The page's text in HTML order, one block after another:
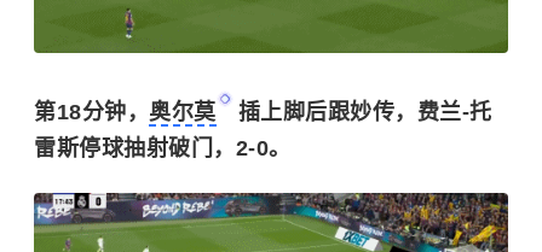
第18分钟， 奥尔莫
插上脚后跟妙传，费兰-托
雷斯停球抽射破门，2-0。